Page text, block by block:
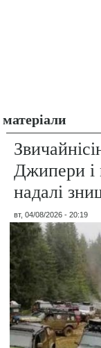
матеріали
Джипери і
надалі
вт, 04/08/2026 - 20:19